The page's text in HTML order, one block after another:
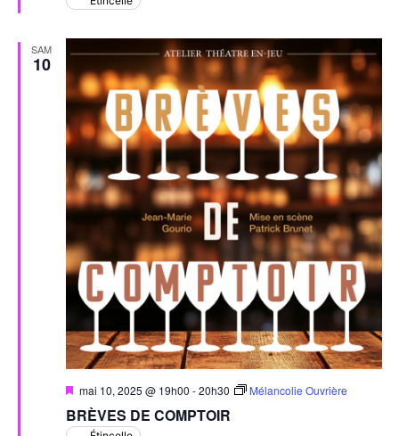
SAM
10
BRÈVES DE COMPTOIR
Mis
avant
mai 10, 2025 @ 19h00 -20h30 Mélancolie Ouvrière